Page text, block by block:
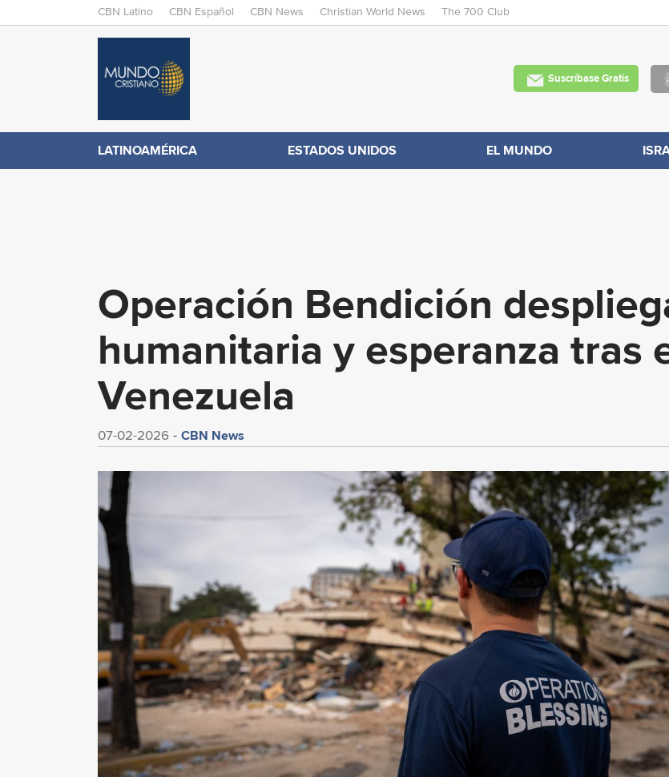
Skip
M
N
E
CBN Latino CBN Español CBN News Christian World News The 700 Club
C
B
N
.
m
Suscríbase Gratis
LATINOAMÉRICA ESTADOS UNIDOS EL MUNDO
Operación Bendición
humanitaria y esperanza tras
Venezuela
07-02-2026 CBN News